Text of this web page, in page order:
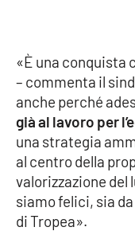
STREAMING
LaC TV
LaC Network
LaC OnAir
«È una conquista
– commenta il
anche perché
già al lavoro per
una strategia
al centro della
valorizzazione del
siamo felici, sia
di Tropea».